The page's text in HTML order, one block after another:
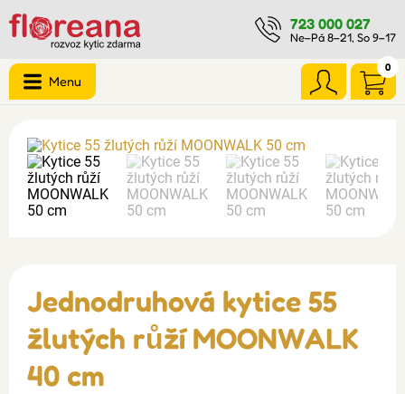
723 000 027
Ne–Pá 8–21, So 9–17
0
Menu
Jednodruhová kytice 55
žlutých růží MOONWALK
40 cm